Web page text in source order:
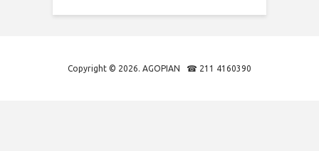
Copyright © 2026. AGOPIAN ☎ 211 4160390